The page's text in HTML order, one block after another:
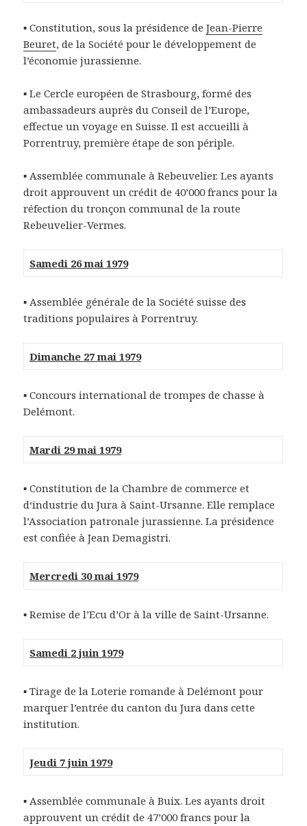
▪ Constitution, sous la présidence deJean-Pierre
Beuret, de la Société pour le développement de
l’économie jurassienne.
▪ Le Cercle européen de Strasbourg, formé des
ambassadeurs auprès du Conseil de l’Europe,
effectue un voyage en Suisse. Il est accueilli à
Porrentruy, première étape de son périple.
▪ Assemblée communale à Rebeuvelier. Les ayants
droit approuvent un crédit de 40’000 francs pour la
réfection du tronçon communal de la route
Rebeuvelier-Vermes.
Samedi 26 mai 1979
▪ Assemblée générale de la Société suisse des
traditions populaires à Porrentruy.
Dimanche 27 mai 1979
▪ Concours international de trompes de chasse à
Delémont.
Mardi 29 mai 1979
▪ Constitution de la Chambre de commerce et
d‘industrie du Jura à Saint-Ursanne. Elle remplace
l’Association patronale jurassienne. La présidence
est confiée à Jean Demagistri.
Mercredi 30 mai 1979
▪ Remise de l’Ecu d’Or à la ville de Saint-Ursanne.
Samedi 2 juin 1979
▪ Tirage de la Loterie romande à Delémont pour
marquer l’entrée du canton du Jura dans cette
institution.
Jeudi 7 juin 1979
▪ Assemblée communale à Buix. Les ayants droit
approuvent un crédit de 47’000 francs pour la